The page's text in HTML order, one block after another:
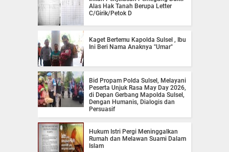
Alas Hak Tanah Berupa Letter
C/Girik/Petok D
Kaget Bertemu Kapolda Sulsel , Ibu
Ini Beri Nama Anaknya "Umar"
Bid Propam Polda Sulsel, Melayani
Peserta Unjuk Rasa May Day 2026,
di Depan Gerbang Mapolda Sulsel,
Dengan Humanis, Dialogis dan
Persuasif
Hukum Istri Pergi Meninggalkan
Rumah dan Melawan Suami Dalam
Islam